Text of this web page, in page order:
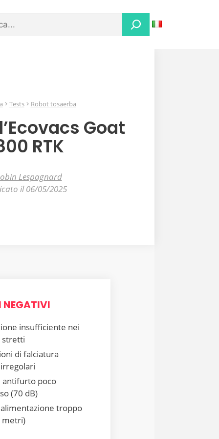
Tests Robot tosaerba
Goat
RTK
Lespagnard
il 06/05/2025
NEGATIVI
insufficiente nei
stretti
di falciatura
antifurto poco
(70 dB)
troppo
metri)